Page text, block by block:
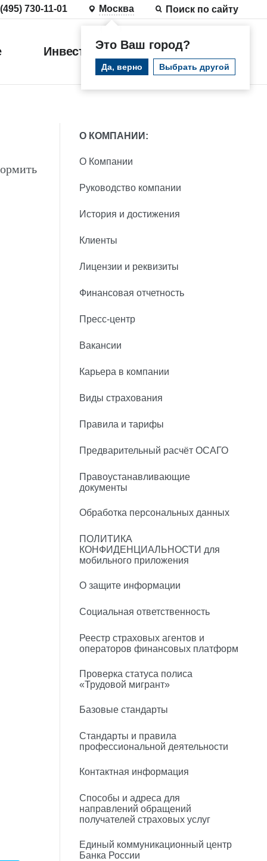
730-11-01 Москва
Это Ваш город?
Да, верно Выбрать другой
Поиск по сайту
Инвестиции
О КОМПАНИИ:
О Компании
Руководство компании
История и достижения
Клиенты
Лицензии и реквизиты
Финансовая отчетность
Пресс-центр
Вакансии
Карьера в компании
Виды страхования
Правила и тарифы
Предварительный расчёт ОСАГО
Правоустанавливающие
документы
Обработка персональных данных
ПОЛИТИКА
КОНФИДЕНЦИАЛЬНОСТИ для
мобильного приложения
О защите информации
Социальная ответственность
Реестр страховых агентов и
операторов финансовых платформ
Проверка статуса полиса
«Трудовой мигрант»
Базовые стандарты
Стандарты и правила
профессиональной деятельности
Контактная информация
Способы и адреса для
направлений обращений
получателей страховых услуг
Единый коммуникационный центр
Банка России